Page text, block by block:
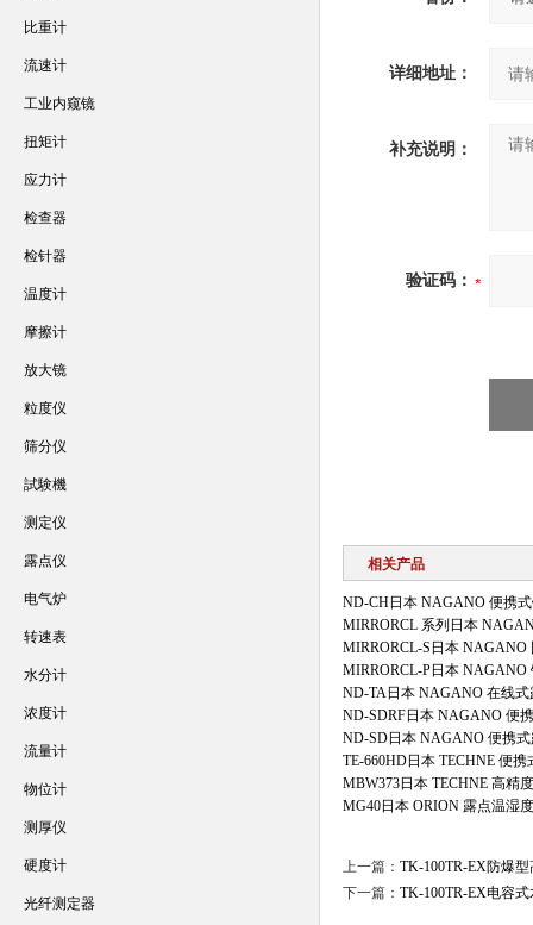
详细地址：
补充说明：
验证码：
相关产品
ND-CH日本 NAGANO 便携
MIRRORCL 系列日本
MIRRORCL-S日本 NAGANO
MIRRORCL-P日本 NAGANO
ND-TA日本 NAGANO 在线式
ND-SDRF日本 NAGANO 便
ND-SD日本 NAGANO 便携
TE-660HD日本 TECHNE 便
MBW373日本 TECHNE 高精
MG40日本 ORION 露点温湿
上一篇： TK-100TR-EX防爆
下一篇： TK-100TR-EX电容
比重计
流速计
工业内窥镜
扭矩计
应力计
检查器
检针器
温度计
摩擦计
放大镜
粒度仪
筛分仪
試験機
测定仪
露点仪
电气炉
转速表
水分计
浓度计
流量计
物位计
测厚仪
硬度计
光纤测定器